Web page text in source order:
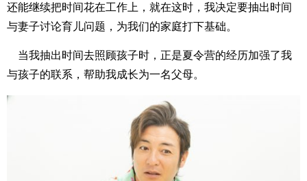
还能继续把时间花在工作上，就在这时，我决定要抽出时间
与妻子讨论育儿问题，为我们的家庭打下基础。
当我抽出时间去照顾孩子时，正是夏令营的经历加强了我
与孩子的联系，帮助我成长为一名父母。